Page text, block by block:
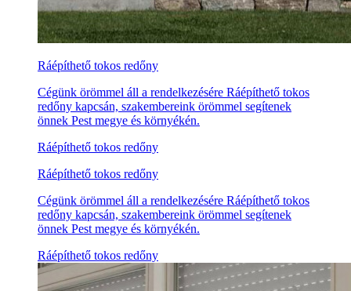
Ráépíthető tokos redőny
Cégünk örömmel áll a rendelkezésére Ráépíthető tokos
redőny kapcsán, szakembereink örömmel segítenek
önnek Pest megye és környékén.
Ráépíthető tokos redőny
Ráépíthető tokos redőny
Cégünk örömmel áll a rendelkezésére Ráépíthető tokos
redőny kapcsán, szakembereink örömmel segítenek
önnek Pest megye és környékén.
Ráépíthető tokos redőny